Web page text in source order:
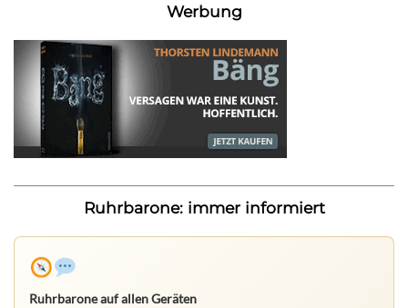
Werbung
Ruhrbarone: immer informiert
Ruhrbarone auf allen Geräten